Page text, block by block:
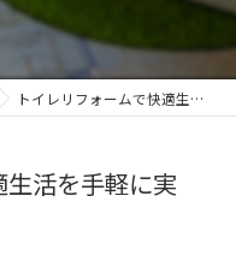
トイレリフォームで快適生活を手軽に実現！最新トレンド解説
生活を手軽に実